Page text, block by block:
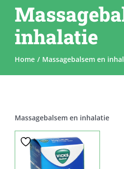
Blog
Diensten
Contacteer Ons
inhalatie
Home Massagebalsem en
Massagebalsem en inhalatie